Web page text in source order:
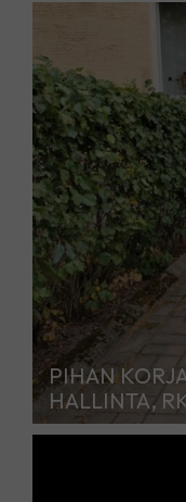
PIHAN
HALLINTA,